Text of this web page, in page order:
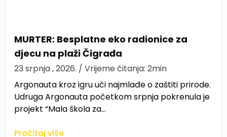
MURTER: Besplatne eko radionice za
djecu na plaži Čigrađa
23 srpnja , 2026. / Vrijeme čitanja: 2min
Argonauta kroz igru uči najmlađe o zaštiti prirode.
Udruga Argonauta početkom srpnja pokrenula je
projekt “Mala škola za…
Pročitaj više